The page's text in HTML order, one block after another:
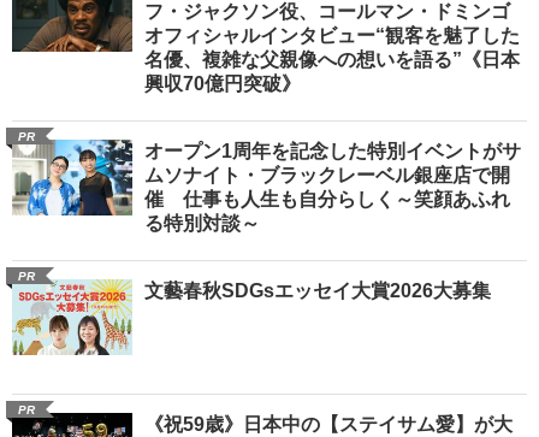
フ・ジャクソン役、コールマン・ドミンゴ
オフィシャルインタビュー“観客を魅了した
名優、複雑な父親像への想いを語る”《日本
興収70億円突破》
PR
オープン1周年を記念した特別イベントがサ
ムソナイト・ブラックレーベル銀座店で開
催 仕事も人生も自分らしく～笑顔あふれ
る特別対談～
PR
文藝春秋SDGsエッセイ大賞2026大募集
PR
《祝59歳》日本中の【ステイサム愛】が大